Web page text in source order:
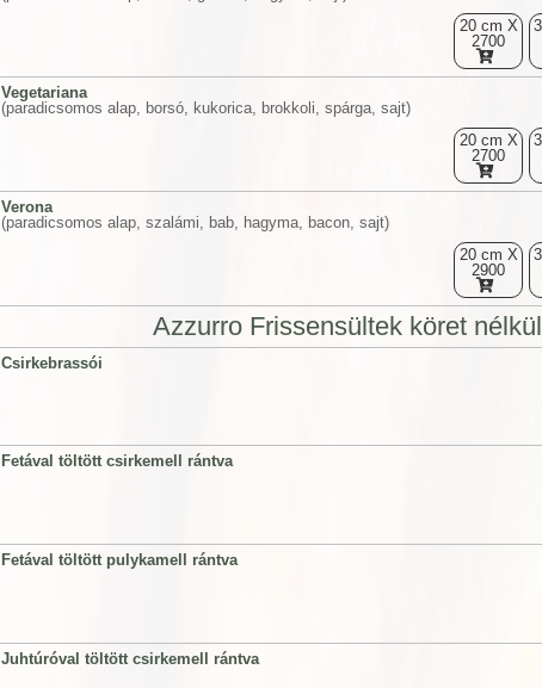
20 cm X
2700
Vegetariana
(paradicsomos alap, borsó, kukorica, brokkoli, spárga, sajt)
20 cm X
2700
Verona
(paradicsomos alap, szalámi, bab, hagyma, bacon, sajt)
20 cm X
2900
Azzurro Frissensültek köret nélkül
Csirkebrassói
Fetával töltött csirkemell rántva
Fetával töltött pulykamell rántva
Juhtúróval töltött csirkemell rántva